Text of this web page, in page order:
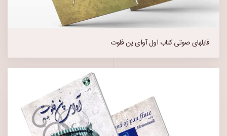
فایلهای صوتی کتاب اول آوای پن فلوت